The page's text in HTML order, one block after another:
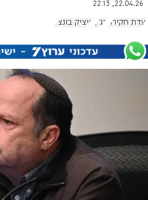
22.04.26, 22:13
ועדת חקירה בג"ץ איציק בונצל